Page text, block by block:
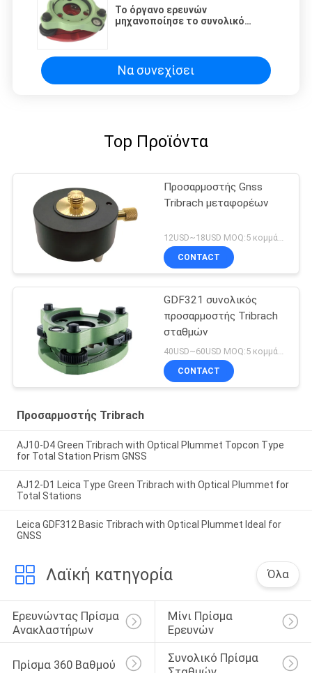
Το όργανο ερευνών
μηχανοποίησε το συνολικό
Να συνεχίσει
Top Προϊόντα
Προσαρμοστής Gnss
Tribrach μεταφορέων
12USD~18USD MOQ:5 κομμάτια
CONTACT
GDF321 συνολικός
προσαρμοστής Tribrach
σταθμών
40USD~60USD MOQ:5 κομμάτια
CONTACT
Προσαρμοστής Tribrach
AJ10-D4 Green Tribrach with Optical Plummet Topcon Type
for Total Station Prism GNSS
AJ12-D1 Leica Type Green Tribrach with Optical Plummet for
Total Stations
Leica GDF312 Basic Tribrach with Optical Plummet Ideal for
GNSS
Λαϊκή κατηγορία Όλα
Ερευνώντας Πρίσμα
Ανακλαστήρων
Μίνι Πρίσμα
Ερευνών
Πρίσμα 360 Βαθμού
Συνολικό Πρίσμα